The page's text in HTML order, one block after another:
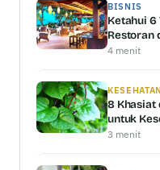
BISNIS
Ketahui
Restoran
4 menit
KESEHATAN
8 Khasiat
untuk
3 menit